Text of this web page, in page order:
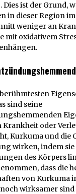
Dies ist der Grund,
in dieser Region im
weniger an
mit oxidativem
sind seine
Krankheit oder
Kurkuma und die
wirken, indem sie
des Körpers
dass die
von Kurkuma
wirksamer sind